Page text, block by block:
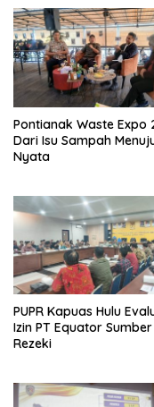
Pontianak Waste Expo
Dari Isu Sampah
Nyata
PUPR Kapuas Hulu
Izin PT Equator Sumber
Rezeki